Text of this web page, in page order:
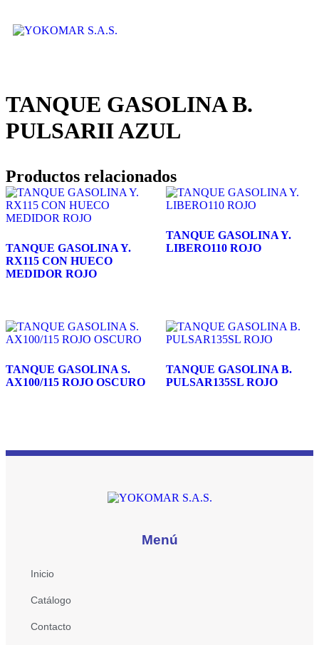
TANQUE GASOLINA B.
PULSARII AZUL
Productos relacionados
TANQUE GASOLINA Y.
RX115 CON HUECO
MEDIDOR ROJO
TANQUE GASOLINA Y.
LIBERO110 ROJO
TANQUE GASOLINA S.
AX100/115 ROJO OSCURO
TANQUE GASOLINA B.
PULSAR135SL ROJO
Menú
Inicio
Catálogo
Contacto